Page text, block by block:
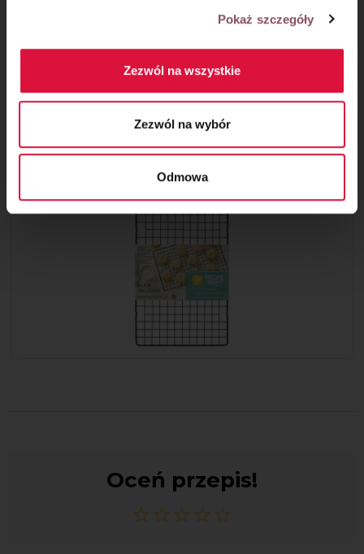
Pokaż szczegóły
Zezwól na wszystkie
Zezwól na wybór
Odmowa
Kratka do studzenia ciast i ciasteczek
równomierne stygnięcie ciast, co
zapobiega ich zaparzaniu. Powłoka non-
Super gadżet do Twojej kuchni!
Oceń przepis!